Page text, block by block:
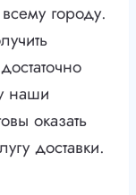
городу.
наши
оказать
доставки.